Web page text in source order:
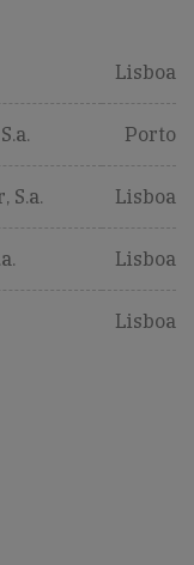
Lisboa
Porto
S.a. Lisboa
Lisboa
Lisboa